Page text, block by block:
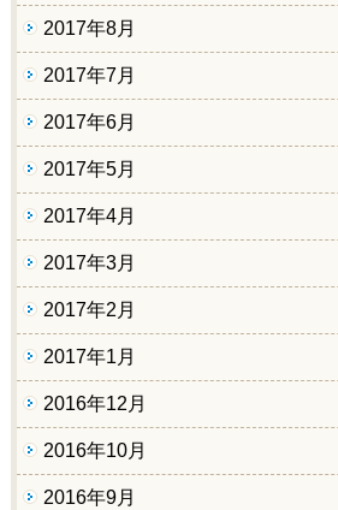
2017年8月
2017年7月
2017年6月
2017年5月
2017年4月
2017年3月
2017年2月
2017年1月
2016年12月
2016年10月
2016年9月